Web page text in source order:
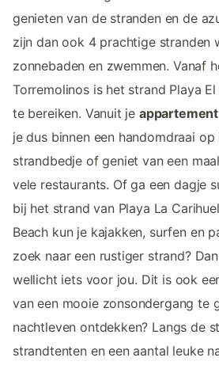
genieten van de stranden en de
zijn dan ook 4 prachtige stranden
zonnebaden en zwemmen. Vanaf
Torremolinos is het strand Playa
te bereiken. Vanuit je
je dus binnen een handomdraai
strandbedje of geniet van een
vele restaurants. Of ga een dagje
bij het strand van Playa La
Beach kun je kajakken, surfen en
zoek naar een rustiger strand?
wellicht iets voor jou. Dit is ook
van een mooie zonsondergang te
nachtleven ontdekken? Langs de
strandtenten en een aantal leuke